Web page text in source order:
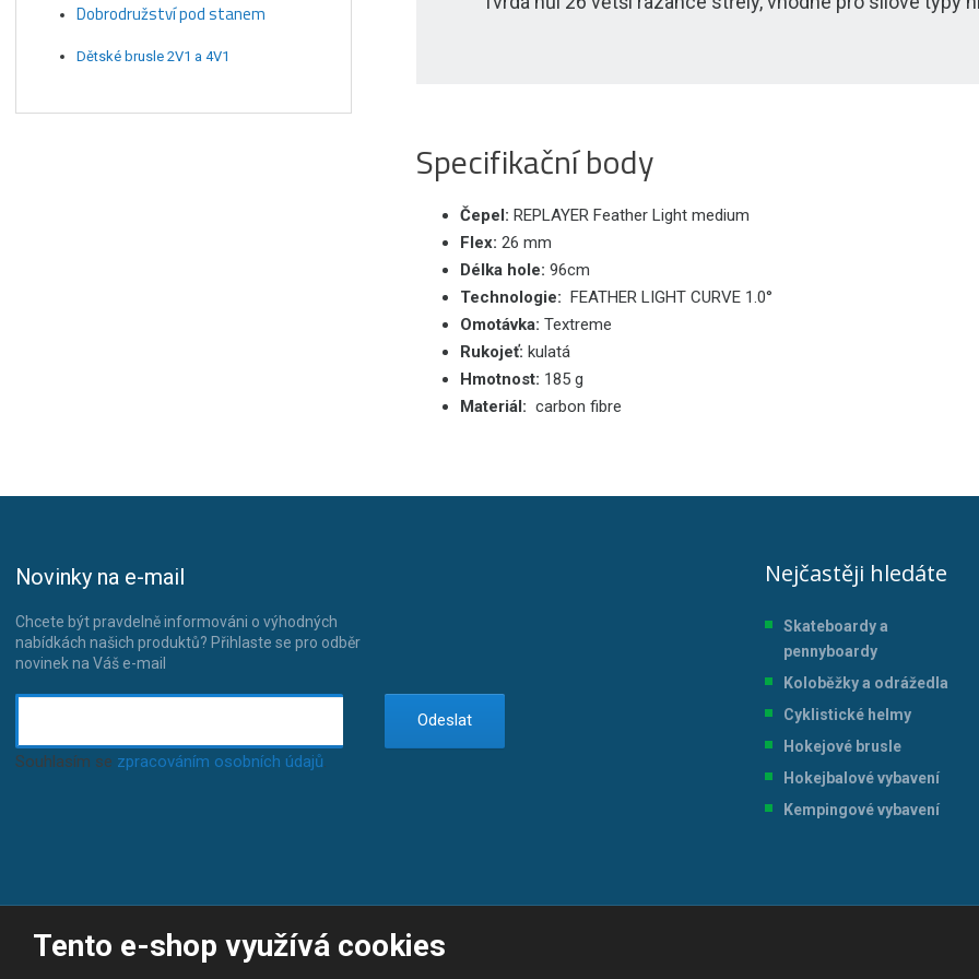
Tento e-shop využívá cookies
Specifikační body
Čepel: REPLAYER Feather Light medium
Flex: 26 mm
Délka hole: 96cm
Technologie: FEATHER LIGHT CURVE 1.0°
Omotávka: Textreme
Rukojeť: kulatá
Hmotnost: 185 g
Materiál: carbon fibre
Dobrodružství pod stanem
Dětské brusle 2V1 a 4V1
Novinky na e-mail
Chcete být pravdelně informováni o výhodných
nabídkách našich produktů? Přihlaste se pro odběr
novinek na Váš e-mail
Odeslat
Souhlasím se zpracováním osobních údajů.
Nejčastěji hledáte
Skateboardy a
pennyboardy
Koloběžky a odrážedla
Cyklistické helmy
Hokejové brusle
Hokejbalové vybavení
Kempingové vybavení
© 2026, JP-SPORT.CZ SPORTOVNÍ POTŘEBY
Prohlášení o přístupnosti
|Mapa stránek | |GDPR